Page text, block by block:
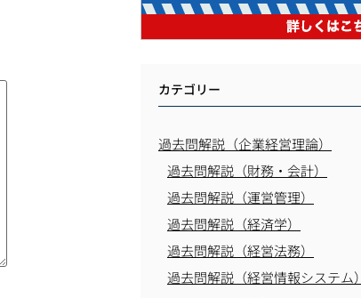
カテゴリー
過去問解説（企業経営理論）
過去問解説（財務・会計）
過去問解説（運営管理）
過去問解説（経済学）
過去問解説（経営法務）
過去問解説（経営情報システム）